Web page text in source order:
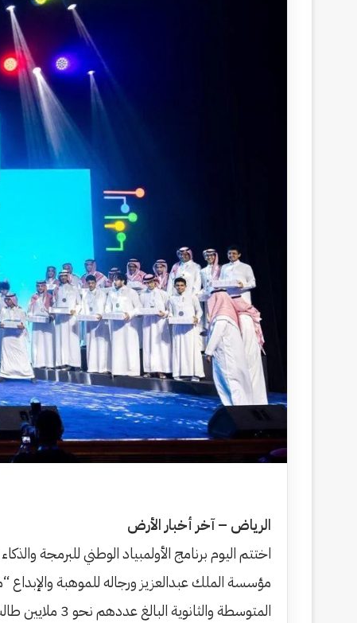
الرياض – آخر أخبار الأرض
اختتم اليوم برنامج الأولمبياد الوطني للبرمجة
مؤسسة الملك عبدالعزيز ورجاله للموهبة
المتوسطة